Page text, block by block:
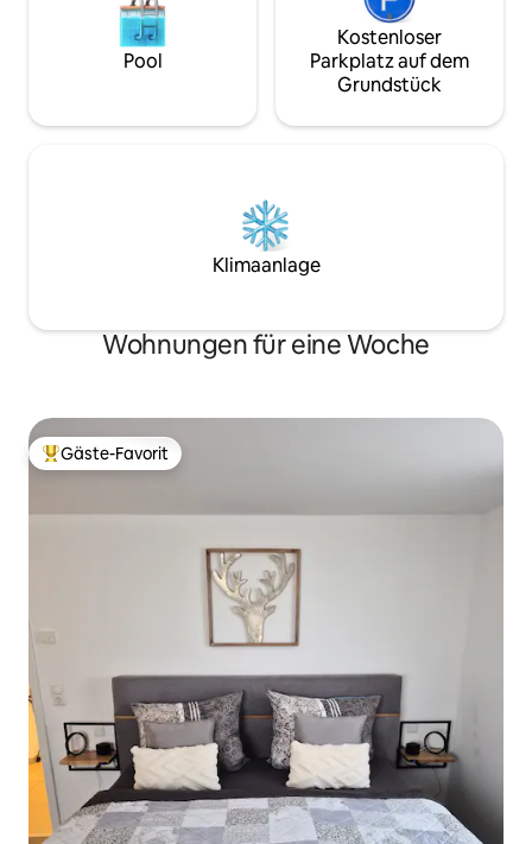
Pool
Kostenloser
Parkplatz auf dem
Grundstück
Klimaanlage
Wohnungen für eine Woche
Beliebter Gäste-Favorit.
Gäste-Favorit